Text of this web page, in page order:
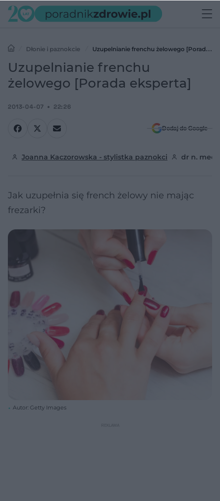
Dłonie i paznokcie
Uzupelnianie frenchu żelowego [Porada
eksperta]
Uzupelnianie frenchu
żelowego [Porada eksperta]
2013-04-07 22:26
Dodaj do Google
Joanna Kaczorowska - stylistka paznokci dr n. med.
Jak uzupełnia się french żelowy nie mając
frezarki?
Autor: Getty Images